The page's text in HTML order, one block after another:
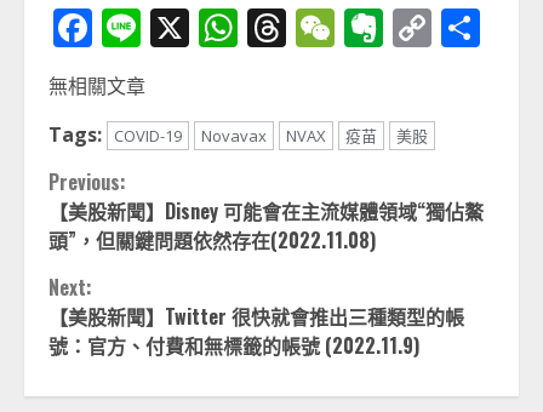
Facebook
Line
X WhatsApp
Threads
WeChat
Evernote
Copy
無相關文章
Tags:
COVID-19 Novavax NVAX 疫苗 美股
Continue
Reading
Previous:
【美股新聞】Disney 可能會在主流媒體領域“獨佔鰲
頭”，但關鍵問題依然存在(2022.11.08)
Next:
【美股新聞】Twitter 很快就會推出三種類型的帳
號：官方、付費和無標籤的帳號 (2022.11.9)